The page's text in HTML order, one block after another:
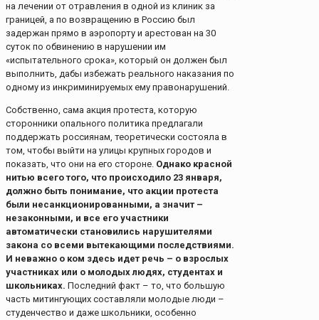
на лечении от отравления в одной из клиник за
границей, а по возвращению в Россию был
задержан прямо в аэропорту и арестован на 30
суток по обвинению в нарушении им
«испытательного срока», который он должен был
выполнить, дабы избежать реального наказания по
одному из инкриминируемых ему правонарушений.
Собственно, сама акция протеста, которую
сторонники опального политика предлагали
поддержать россиянам, теоретически состояла в
том, чтобы выйти на улицы крупных городов и
показать, что они на его стороне. Однако красной
нитью всего того, что происходило 23 января,
должно быть понимание, что акции протеста
были несанкционированными, а значит –
незаконными, и все его участники
автоматически становились нарушителями
закона со всеми вытекающими последствиями.
И неважно о ком здесь идет речь – о взрослых
участниках или о молодых людях, студентах и
школьниках. Последний факт – то, что большую
часть митингующих составляли молодые люди –
студенчество и даже школьники, особенно